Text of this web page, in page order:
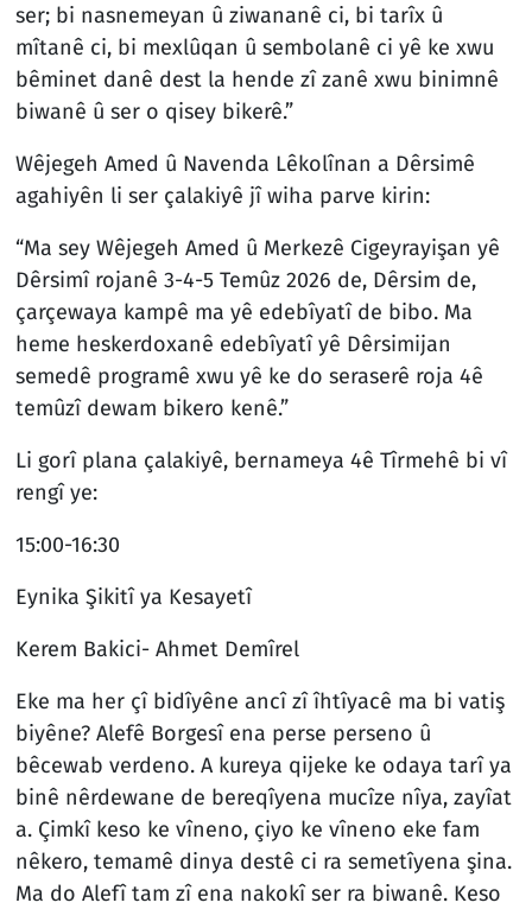
ser; bi nasnemeyan û ziwananê ci, bi tarîx û
mîtanê ci, bi mexlûqan û sembolanê ci yê ke xwu
bêminet danê dest la hende zî zanê xwu binimnê
biwanê û ser o qisey bikerê.”
Wêjegeh Amed û Navenda Lêkolînan a Dêrsimê
agahiyên li ser çalakiyê jî wiha parve kirin:
“Ma sey Wêjegeh Amed û Merkezê Cigeyrayişan yê
Dêrsimî rojanê 3-4-5 Temûz 2026 de, Dêrsim de,
çarçewaya kampê ma yê edebîyatî de bibo. Ma
heme heskerdoxanê edebîyatî yê Dêrsimijan
semedê programê xwu yê ke do seraserê roja 4ê
temûzî dewam bikero kenê.”
Li gorî plana çalakiyê, bernameya 4ê Tîrmehê bi vî
rengî ye:
15:00-16:30
Eynika Şikitî ya Kesayetî
Kerem Bakici- Ahmet Demîrel
Eke ma her çî bidîyêne ancî zî îhtîyacê ma bi vatiş
biyêne? Alefê Borgesî ena perse perseno û
bêcewab verdeno. A kureya qijeke ke odaya tarî ya
binê nêrdewane de bereqîyena mucîze nîya, zayîat
a. Çimkî keso ke vîneno, çiyo ke vîneno eke fam
nêkero, temamê dinya destê ci ra semetîyena şina.
Ma do Alefî tam zî ena nakokî ser ra biwanê. Keso